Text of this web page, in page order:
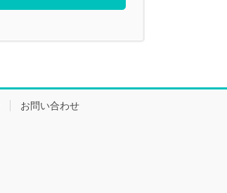
お問い合わせ